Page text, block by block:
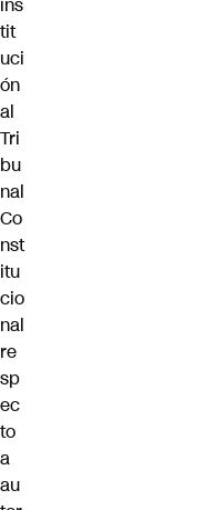
tit
uci
ón
al
Tri
bu
nal
Co
nst
itu
cio
nal
re
sp
ec
to
a
au